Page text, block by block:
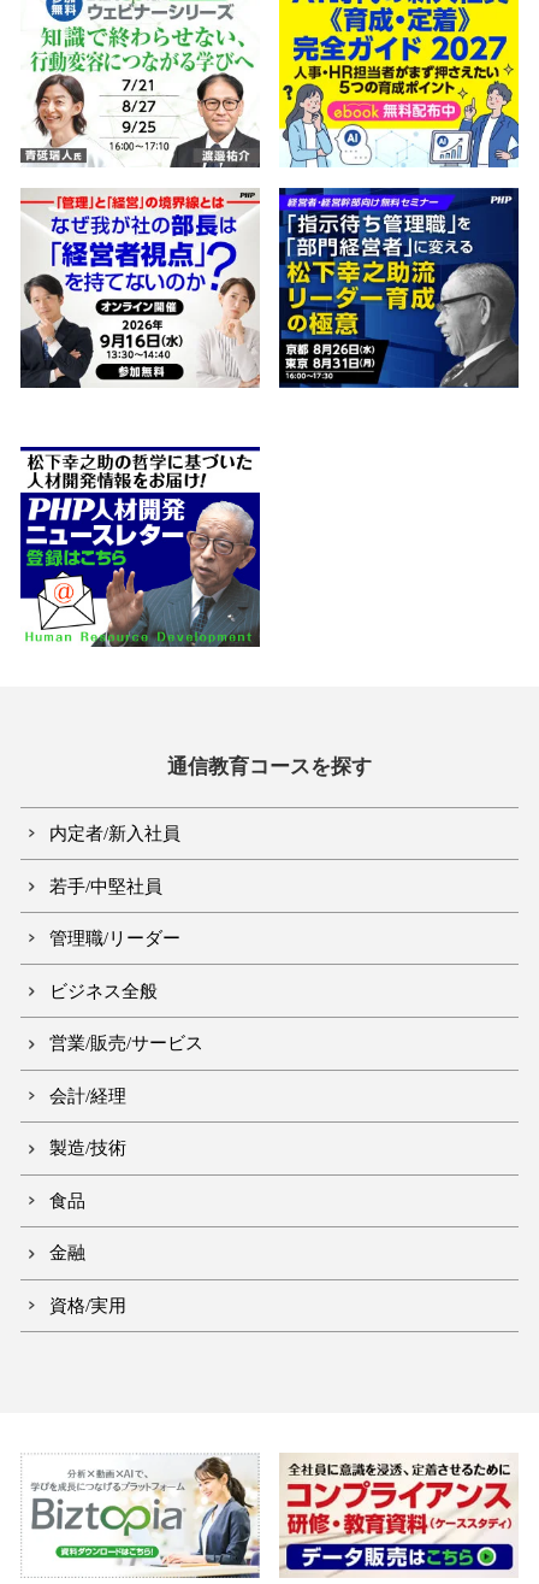
通信教育コースを探す
内定者/新入社員
若手/中堅社員
管理職/リーダー
ビジネス全般
営業/販売/サービス
会計/経理
製造/技術
食品
金融
資格/実用